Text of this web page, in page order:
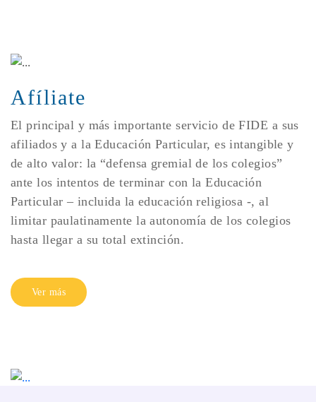
Afíliate
El principal y más importante servicio de FIDE a sus
afiliados y a la Educación Particular, es intangible y
de alto valor: la “defensa gremial de los colegios”
ante los intentos de terminar con la Educación
Particular – incluida la educación religiosa -, al
limitar paulatinamente la autonomía de los colegios
hasta llegar a su total extinción.
Ver más